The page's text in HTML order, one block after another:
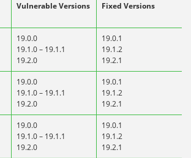
Vulnerable Versions Fixed Versions
19.0.0
19.1.0 – 19.1.1
19.2.0
19.0.1
19.1.2
19.2.1
19.0.0
19.1.0 – 19.1.1
19.2.0
19.0.1
19.1.2
19.2.1
19.0.0
19.1.0 – 19.1.1
19.2.0
19.0.1
19.1.2
19.2.1